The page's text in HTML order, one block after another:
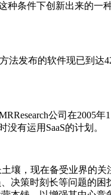
条件下创新出来的一
发布的软件现已到达
公司在2005
有运用SaaS的计划。
，现在备受业界的关
决策时刻长等问题的